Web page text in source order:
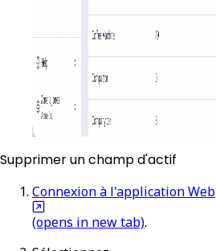
Supprimer un champ d'actif
Connexion à l'application Web
(opens in new tab).